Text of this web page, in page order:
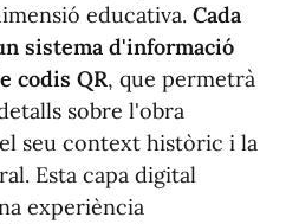
educativa. Cada
sistema d'informació
codis QR, que permetrà
sobre l'obra
seu context històric i la
Esta capa digital
experiència